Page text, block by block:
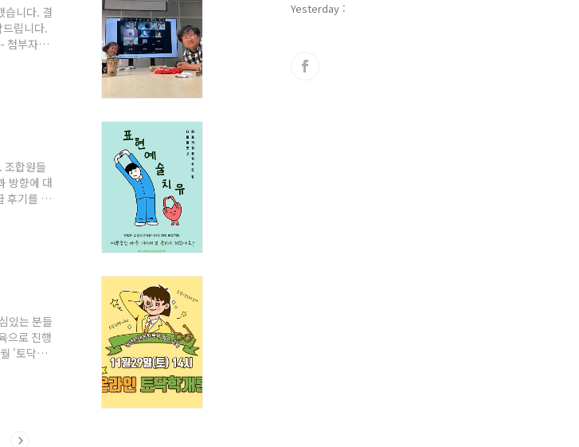
습니다. 결
립니다.
부자료:
조합원들
방향에 대
후기를 남
있는 분들
으로 진행
'토닥학
육 문의하
Yesterday :